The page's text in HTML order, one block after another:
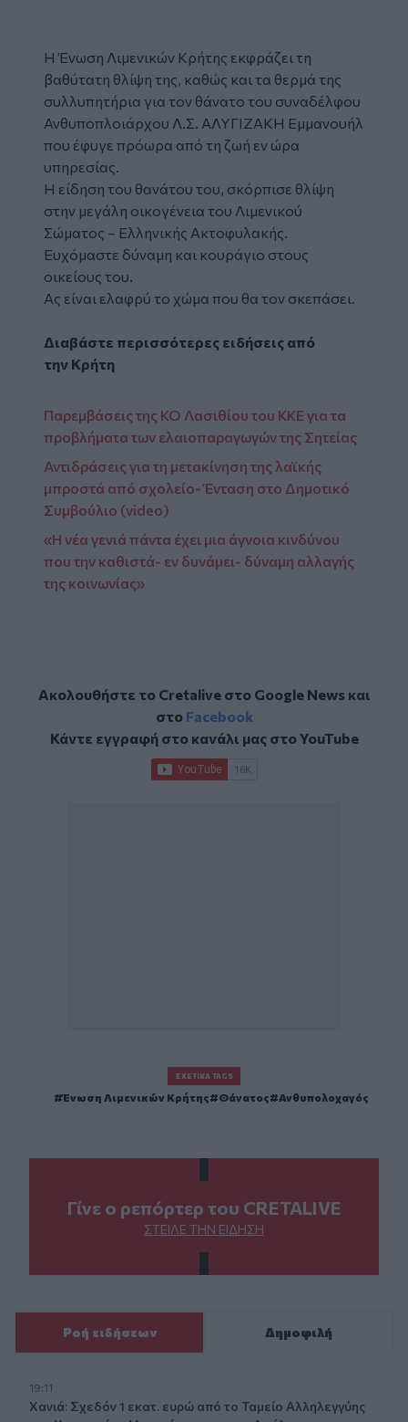
ΗΈνωση Λιμενικών Κρήτης εκφράζει τη
βαθύτατη θλίψη της, καθώς και τα θερμά της
συλλυπητήρια για τον θάνατο του συναδέλφου
Ανθυποπλοιάρχου Λ.Σ. ΑΛΥΓΙΖΑΚΗ Εμμανουήλ
που έφυγε πρόωρα από τη ζωή εν ώρα
υπηρεσίας.
Η είδηση του θανάτου του, σκόρπισε θλίψη
στην μεγάλη οικογένεια του Λιμενικού
Σώματος – Ελληνικής Ακτοφυλακής.
Ευχόμαστε δύναμη και κουράγιο στους
οικείους του.
Ας είναι ελαφρύ το χώμα που θα τον σκεπάσει.
Διαβάστε περισσότερες ειδήσεις από
την Κρήτη
Παρεμβάσεις της ΚΟ Λασιθίου του ΚΚΕ για τα
προβλήματα των ελαιοπαραγωγών της Σητείας
Αντιδράσεις για τη μετακίνηση της λαϊκής
μπροστά από σχολείο- Ένταση στο Δημοτικό
Συμβούλιο (video)
«Η νέα γενιά πάντα έχει μια άγνοια κινδύνου
που την καθιστά- εν δυνάμει- δύναμη αλλαγής
της κοινωνίας»
Ακολουθήστε το Cretalive στο Google Newsκαι
στο Facebook
Κάντε εγγραφή στο κανάλι μας στοYouTube
ΣΧΕΤΙΚΆ TAGS
Ένωση Λιμενικών Κρήτης Θάνατος Ανθυπολοχαγός
Γίνε ο ρεπόρτερ του CRETALIVE
ΣΤΕΊΛΕ ΤΗΝ ΕΊΔΗΣΗ
Ροή ειδήσεων Δημοφιλή
19:11
Χανιά: Σχεδόν 1 εκατ. ευρώ από το Ταμείο Αλληλεγγύης